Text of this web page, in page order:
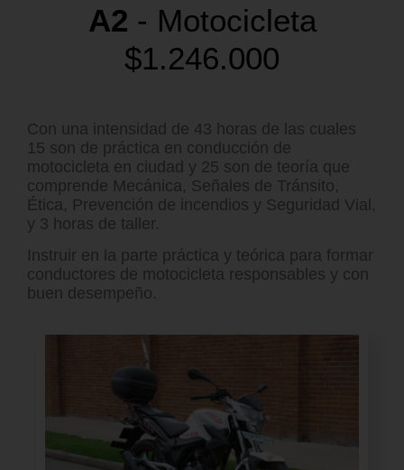
A2 - Motocicleta
$1.246.000
Con una intensidad de 43 horas de las cuales
15 son de práctica en conducción de
motocicleta en ciudad y 25 son de teoría que
comprende Mecánica, Señales de Tránsito,
Ética, Prevención de incendios y Seguridad Vial,
y 3 horas de taller.
Instruir en la parte práctica y teórica para formar
conductores de motocicleta responsables y con
buen desempeño.